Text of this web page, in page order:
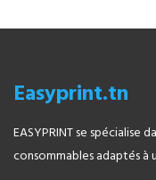
Easyprint.tn
EASYPRINT se spécialise
consommables adaptés à